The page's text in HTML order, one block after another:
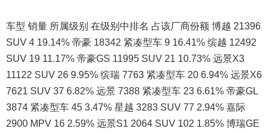
车型 销量 所属级别 在级别中排名 占该厂商份额 博越 21396
SUV 4 19.14% 帝豪 18342 紧凑型车 9 16.41% 缤越 12492
SUV 19 11.17% 帝豪GS 11995 SUV 21 10.73% 远景X3
11122 SUV 26 9.95% 缤瑞 7763 紧凑型车 20 6.94% 远景X6
7621 SUV 37 6.82% 远景 7388 紧凑型车 23 6.61% 帝豪GL
3874 紧凑型车 45 3.47% 星越 3283 SUV 77 2.94% 嘉际
2900 MPV 16 2.59% 远景S1 2064 SUV 102 1.85% 博瑞GE